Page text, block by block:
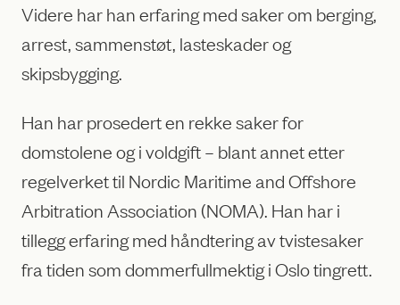
Videre har han erfaring med saker om berging,
arrest, sammenstøt, lasteskader og
skipsbygging.
Han har prosedert en rekke saker for
domstolene og i voldgift – blant annet etter
regelverket til Nordic Maritime and Offshore
Arbitration Association (NOMA). Han har i
tillegg erfaring med håndtering av tvistesaker
fra tiden som dommerfullmektig i Oslo tingrett.